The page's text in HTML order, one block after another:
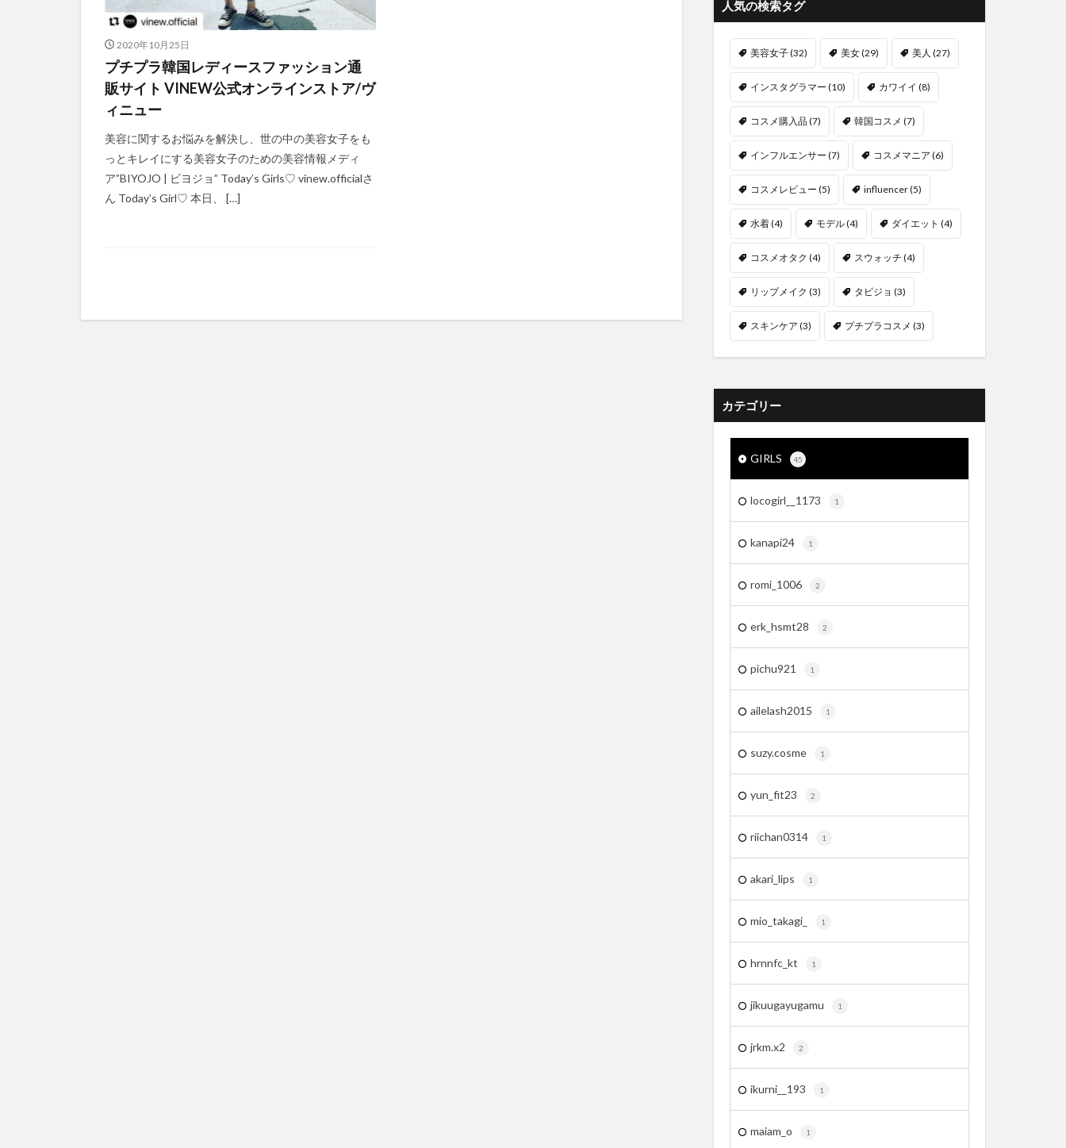
2020年10月25日
プチプラ韓国レディースファッション通
販サイト VINEW公式オンラインストア/ヴ
ィニュー
美容に関するお悩みを解決し、世の中の美容女子をも
っとキレイにする美容女子のための美容情報メディ
ア”BIYOJO | ビヨジョ” Today’s Girls♡ vinew.officialさ
ん Today’s Girl♡ 本日、 […]
人気の検索タグ
美容女子(32) 美女(29) 美人 (27)
インスタグラマー (10) カワイイ (8)
コスメ購入品(7) 韓国コスメ (7)
インフルエンサー (7) コスメマニア (6)
コスメレビュー (5) influencer(5)
水着(4) モデル(4) ダイエット (4)
コスメオタク (4) スウォッチ (4)
リップメイク (3) タビジョ (3)
スキンケア (3) プチプラコスメ (3)
カテゴリー
GIRLS 45
locogirl__1173 1
kanapi24 1
romi_1006 2
erk_hsmt28 2
pichu921 1
ailelash2015 1
suzy.cosme 1
yun_fit23 2
riichan0314 1
akari_lips 1
mio_takagi_ 1
hrnnfc_kt 1
jikuugayugamu 1
jrkm.x2 2
ikurni__193 1
maiam_o 1